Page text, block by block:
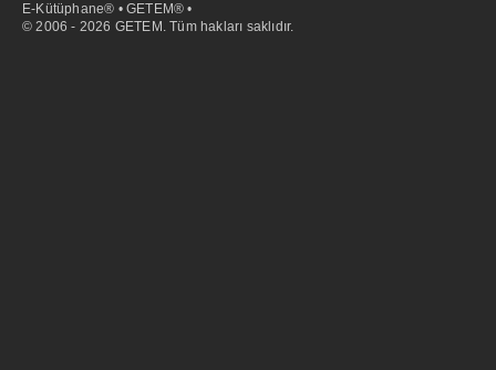
E-Kütüphane® • GETEM® •
© 2006 - 2026 GETEM. Tüm hakları saklıdır.